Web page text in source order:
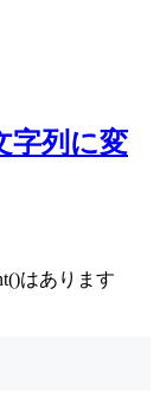
字列に変
はあります